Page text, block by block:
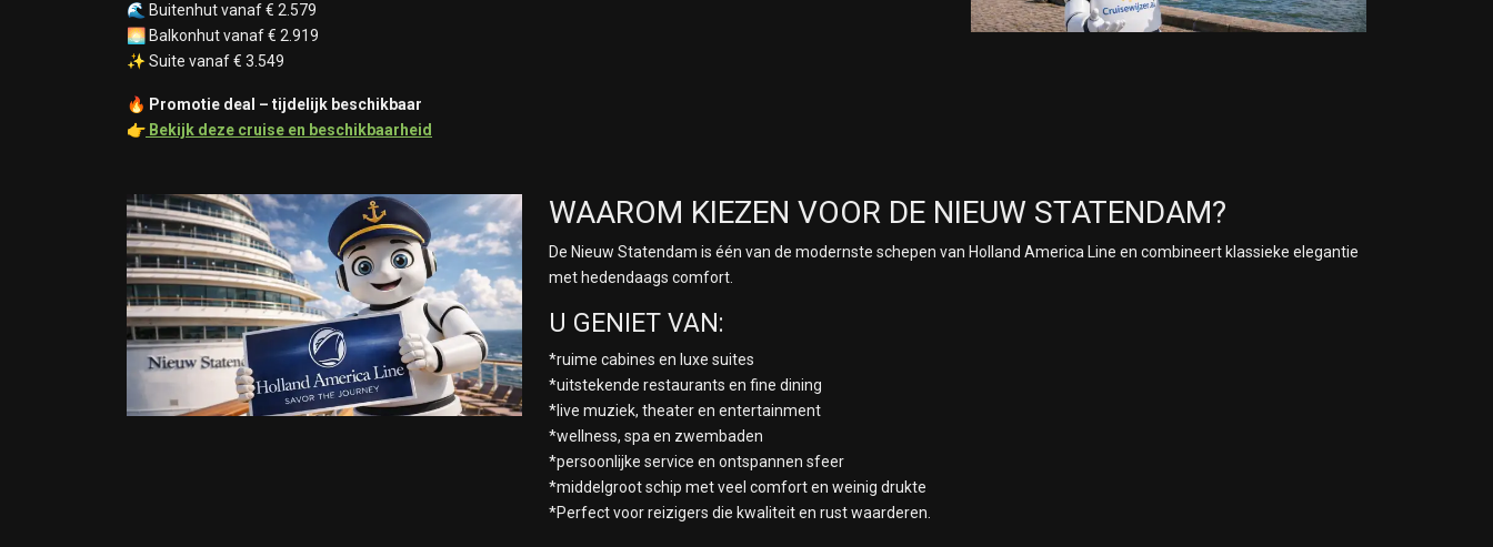
🌊 Buitenhut vanaf € 2.579
🌅 Balkonhut vanaf € 2.919
✨ Suite vanaf € 3.549
🔥 Promotie deal – tijdelijk beschikbaar
👉 Bekijk deze cruise en beschikbaarheid
WAAROM KIEZEN VOOR DE NIEUW STATENDAM?
De Nieuw Statendam is één van de modernste schepen van Holland America Line en combineert klassieke elegantie
met hedendaags comfort.
U GENIET VAN:
*ruime cabines en luxe suites
*uitstekende restaurants en fine dining
*live muziek, theater en entertainment
*wellness, spa en zwembaden
*persoonlijke service en ontspannen sfeer
*middelgroot schip met veel comfort en weinig drukte
*Perfect voor reizigers die kwaliteit en rust waarderen.